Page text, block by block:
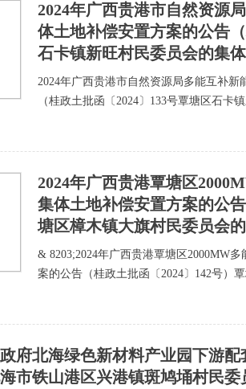
2024年广西贵港市自然资源
体土地补偿安置方案的公告
石卡镇新旺村民委员会的集
2024年广西贵港市自然资源局多能互补
（桂政土批函〔2024〕133号覃塘区石卡
​2024年广西贵港覃塘区
集体土地补偿安置方案的公
塘区樟木镇大旗村民委员会
& 8203;2024年广西贵港覃塘区2000MW
案的公告（桂政土批函〔2024〕142号）
府北海绿色新材料产业园下游
市铁山港区兴港镇斑鸠埇村民